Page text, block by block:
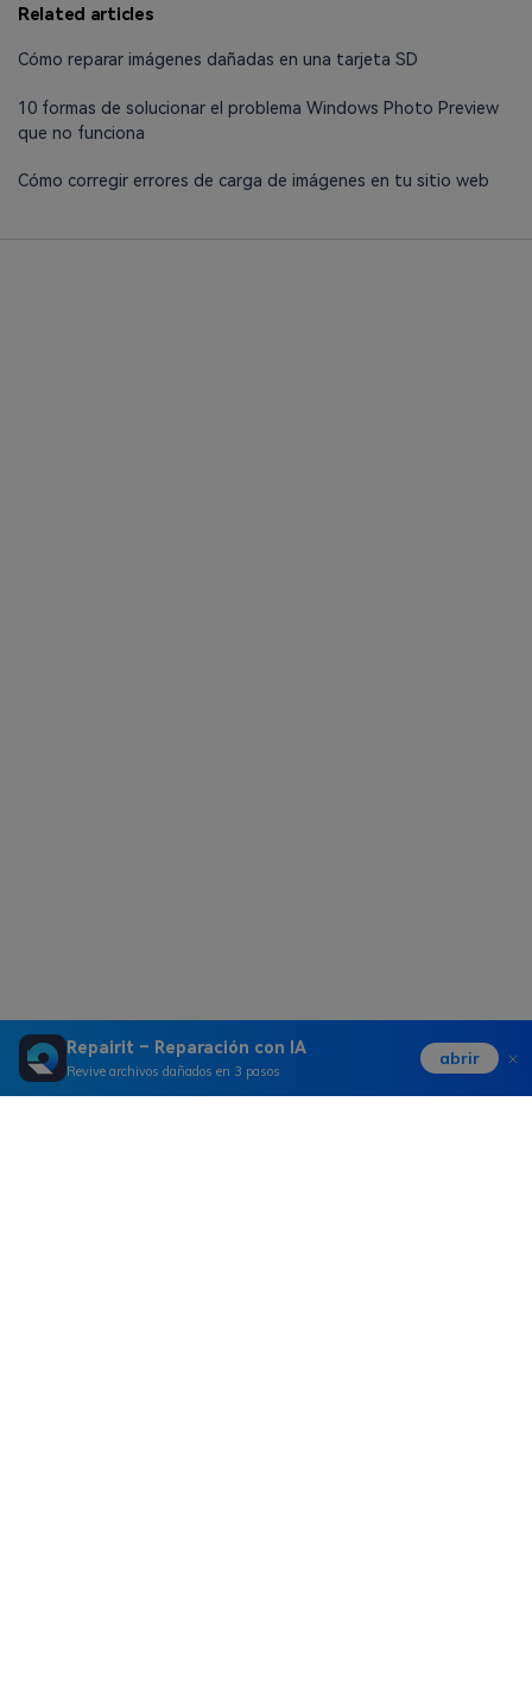
Repairit – Reparación con IA
Revive archivos dañados en 3 pasos
abrir
Related articles
Cómo reparar imágenes dañadas en una tarjeta SD
10 formas de solucionar el problema Windows Photo Preview
que no funciona
Cómo corregir errores de carga de imágenes en tu sitio web